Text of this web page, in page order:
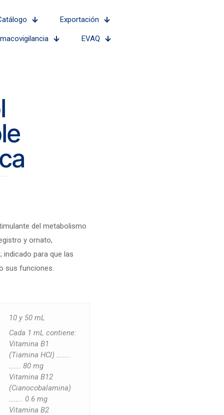
Exportación
EVAQ
del metabolismo
y ornato,
para que las
sus funciones.
10 y 50 mL
Cada 1 mL contiene:
Vitamina B1
(Tiamina HCl) ……..
……. 80 mg
Vitamina B12
(Cianocobalamina)
…….. 0.6 mg
Vitamina B2